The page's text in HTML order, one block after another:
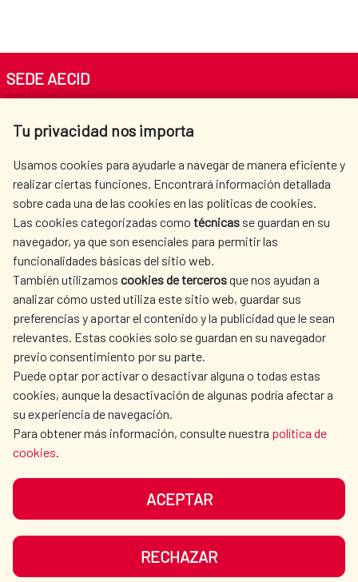
Tu privacidad nos importa
Usamos cookies para ayudarle a navegar de manera eficiente y
realizar ciertas funciones. Encontrará información detallada
sobre cada una de las cookies en las políticas de cookies.
Las cookies categorizadas como técnicas se guardan en su
navegador, ya que son esenciales para permitir las
funcionalidades básicas del sitio web.
También utilizamos cookies de tercerosque nos ayudan a
analizar cómo usted utiliza este sitio web, guardar sus
preferencias y aportar el contenido y la publicidad que le sean
relevantes. Estas cookies solo se guardan en su navegador
previo consentimiento por su parte.
Puede optar por activar o desactivar alguna o todas estas
cookies, aunque la desactivación de algunas podría afectar a
su experiencia de navegación.
Para obtener más información, consulte nuestra política de
cookies.
ACEPTAR
RECHAZAR
SEDE AECID
Tel. +34 900 20 30 54​​​​​​​
AECID
OÙ NOUS COOPÉRONS
L'ACTION HUMANITAIRE
ESPAGNOLE
SALLE DE PRESSE
CULTURE ET SCIENCE BIBLIOTHÈQUE
NOS RÉSEAUX SOCIAUX
PROTECTION DES DONNÉES
PLAN DU SITE